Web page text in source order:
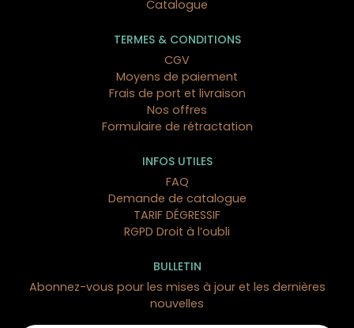
Catalogue
TERMES & CONDITIONS
CGV
Moyens de paiement
Frais de port et livraison
Nos offres
Formulaire de rétractation
INFOS UTILES
FAQ
Demande de catalogue
TARIF DÉGRESSIF
RGPD Droit à l’oubli
BULLETIN
Abonnez-vous pour les mises à jour et les dernières
nouvelles